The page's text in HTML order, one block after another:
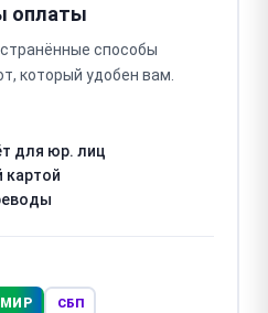
оплаты
способы
который удобен вам.
для юр. лиц
картой
МИР СБП